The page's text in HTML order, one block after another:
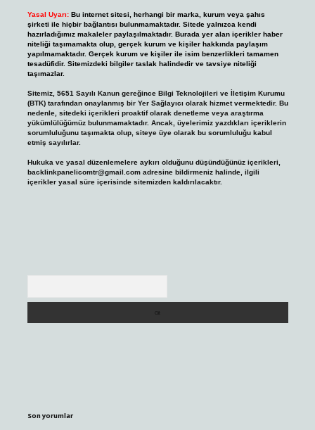
Yasal Uyarı: Bu internet sitesi, herhangi bir marka, kurum veya şahıs
şirketi ile hiçbir bağlantısı bulunmamaktadır. Sitede yalnızca kendi
hazırladığımız makaleler paylaşılmaktadır. Burada yer alan içerikler haber
niteliği taşımamakta olup, gerçek kurum ve kişiler hakkında paylaşım
yapılmamaktadır. Gerçek kurum ve kişiler ile isim benzerlikleri tamamen
tesadüfidir. Sitemizdeki bilgiler taslak halindedir ve tavsiye niteliği
taşımazlar.
Sitemiz, 5651 Sayılı Kanun gereğince Bilgi Teknolojileri ve İletişim Kurumu
(BTK) tarafından onaylanmış bir Yer Sağlayıcı olarak hizmet vermektedir. Bu
nedenle, sitedeki içerikleri proaktif olarak denetleme veya araştırma
yükümlülüğümüz bulunmamaktadır. Ancak, üyelerimiz yazdıkları içeriklerin
sorumluluğunu taşımakta olup, siteye üye olarak bu sorumluluğu kabul
etmiş sayılırlar.
Hukuka ve yasal düzenlemelere aykırı olduğunu düşündüğünüz içerikleri,
backlinkpanelicomtr@gmail.comadresine bildirmeniz halinde, ilgili
içerikler yasal süre içerisinde sitemizden kaldırılacaktır.
Son yorumlar